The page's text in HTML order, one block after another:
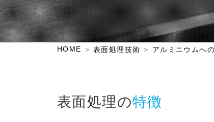
HOME 表面処理技術 アルミニウムへ
表面処理の特徴